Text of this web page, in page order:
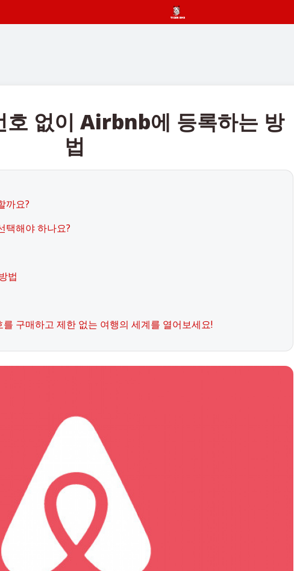
호 없이 Airbnb에 등록하는 방
법
까요?
택해야 하나요?
법
구매하고 제한 없는 여행의 세계를 열어보세요!